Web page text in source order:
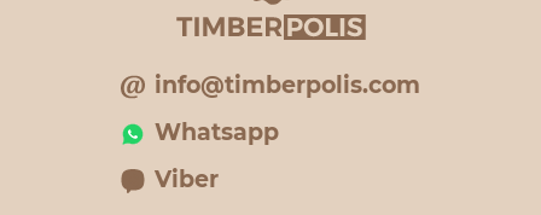
info@timberpolis.com
Whatsapp
Viber